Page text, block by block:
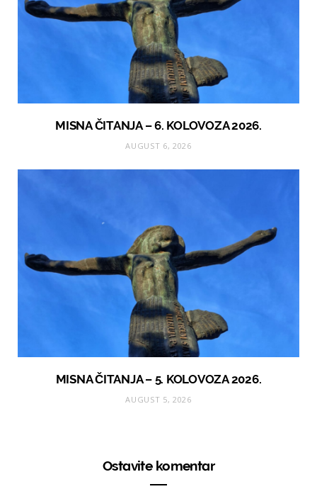
MISNA ČITANJA – 6. KOLOVOZA 2026.
AUGUST 6, 2026
MISNA ČITANJA – 5. KOLOVOZA 2026.
AUGUST 5, 2026
Ostavite komentar